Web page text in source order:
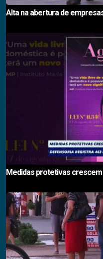
Alta na abertura de
Medidas protetivas